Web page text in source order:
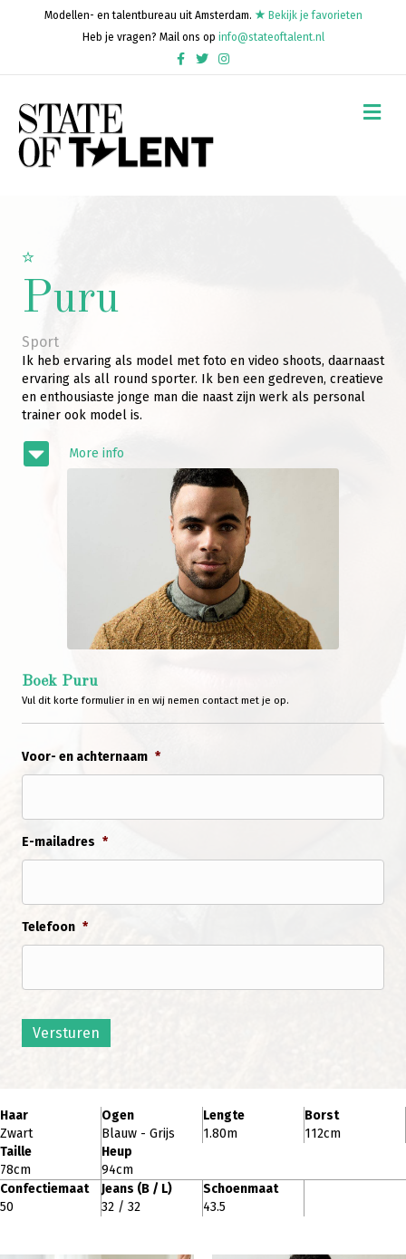
Modellen- en talentbureau uit Amsterdam.
Bekijk je favorieten
Heb je vragen? Mail ons op info@stateoftalent.nl
FacebookTwitterInstagram
Puru
Sport
Ik heb ervaring als model met foto en video shoots, daarnaast
ervaring als all round sporter. Ik ben een gedreven, creatieve
en enthousiaste jonge man die naast zijn werk als personal
trainer ook model is.
More info
Boek Puru
Vul dit korte formulier in en wij nemen contact met je op.
Voor- en achternaam *
E-mailadres *
Telefoon *
Versturen
Haar
Zwart
Ogen
Blauw - Grijs
Lengte
1.80m
Borst
112cm
Taille
78cm
Heup
94cm
Confectiemaat
50
Jeans (B / L)
32 / 32
Schoenmaat
43.5